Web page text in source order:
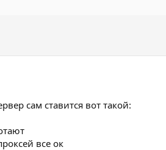
сам ставится вот такой:
все ок